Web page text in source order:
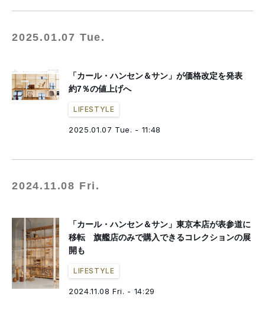
2025.01.07 Tue.
「カール・ハンセン＆サン」が価格改定を発表
約7％の値上げへ
LIFESTYLE
2025.01.07 Tue. - 11:48
2024.11.08 Fri.
「カール・ハンセン＆サン」東京本店が表参道に
移転 旗艦店のみで購入できるコレクションの展
開も
LIFESTYLE
2024.11.08 Fri. - 14:29